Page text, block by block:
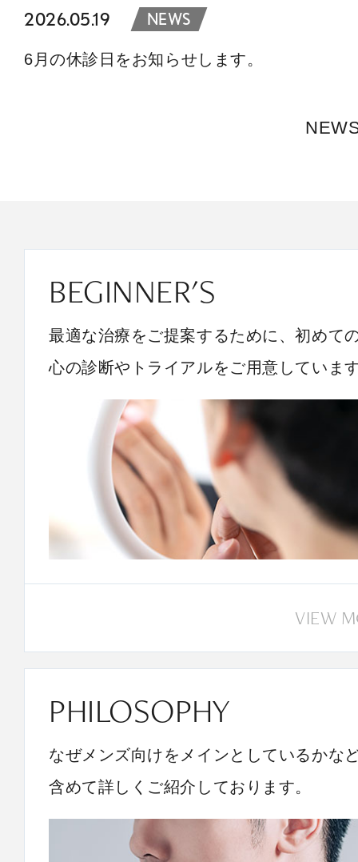
2026.05.19 NEWS
6月の休診日をお知らせします。
BEGINNER'S
最適な治療をご提案するために、初めて
心の診断やトライアルをご用意していま
VIEW
PHILOSOPHY
なぜメンズ向けをメインとしているかな
含めて詳しくご紹介しております。